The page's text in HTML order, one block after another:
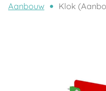
Aanbouw
Klok